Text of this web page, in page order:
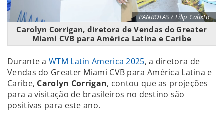
PANROTAS / Filip Calixto
Carolyn Corrigan, diretora de Vendas do Greater
Miami CVB para América Latina e Caribe
Durante aWTM Latin America 2025, a diretora de
Vendas do Greater Miami CVB para América Latina e
Caribe, Carolyn Corrigan, contou que as projeções
para a visitação de brasileiros no destino são
positivas para este ano.